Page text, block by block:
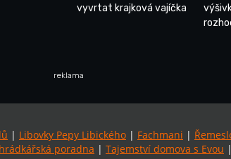
vyvrtat krajková vajíčka
reklama
| Libovky Pepy Libického | Fachmani |
poradna | Tajemství domova s Evou |